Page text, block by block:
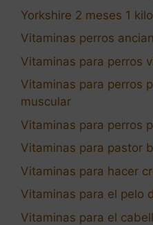
Yorkshire 2 meses 1 kilo
Vitaminas perros
Vitaminas para perros
Vitaminas para perros
muscular
Vitaminas para perros
Vitaminas para pastor
Vitaminas para hacer
Vitaminas para el pelo
Vitaminas para el